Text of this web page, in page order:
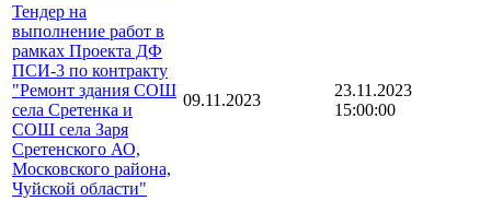
Тендер на
выполнение работ в
рамках Проекта ДФ
ПСИ-3 по контракту
"Ремонт здания СОШ
села Сретенка и
СОШ села Заря
Сретенского АО,
Московского района,
Чуйской области"
09.11.2023
23.11.2023
15:00:00